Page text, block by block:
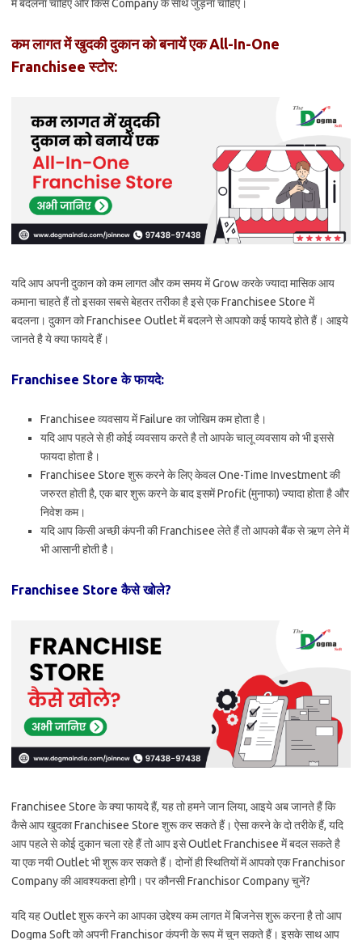
में बदलना चाहिए और किस Company के साथ जुड़ना चाहिए।
कम लागत में खुदकी दुकान को बनायें एक All-In-One
Franchisee स्टोर:
यदि आप अपनी दुकान को कम लागत और कम समय में Grow करके ज्यादा मासिक आय
कमाना चाहते हैं तो इसका सबसे बेहतर तरीका है इसे एक Franchisee Store में
बदलना। दुकान को Franchisee Outlet में बदलने से आपको कई फायदे होते हैं। आइये
जानते है ये क्या फायदे हैं।
Franchisee Store के फायदे:
Franchisee व्यवसाय में Failure का जोखिम कम होता है।
यदि आप पहले से ही कोई व्यवसाय करते है तो आपके चालू व्यवसाय को भी इससे
फायदा होता है।
Franchisee Store शुरू करने के लिए केवल One-Time Investment की
जरुरत होती है, एक बार शुरू करने के बाद इसमें Profit (मुनाफा) ज्यादा होता है और
निवेश कम।
यदि आप किसी अच्छी कंपनी की Franchisee लेते हैं तो आपको बैंक से ऋण लेने में
भी आसानी होती है।
Franchisee Store कैसे खोले?
Franchisee Store के क्या फायदे हैं, यह तो हमने जान लिया, आइये अब जानते हैं कि
कैसे आप खुदका Franchisee Store शुरू कर सकते हैं। ऐसा करने के दो तरीके हैं, यदि
आप पहले से कोई दुकान चला रहे हैं तो आप इसे Outlet Franchisee में बदल सकते है
या एक नयी Outlet भी शुरू कर सकते हैं। दोनों ही स्थितियों में आपको एक Franchisor
Company की आवश्यकता होगी। पर कौनसी Franchisor Company चुनें?
यदि यह Outlet शुरू करने का आपका उद्देश्य कम लागत में बिजनेस शुरू करना है तो आप
Dogma Soft को अपनी Franchisor कंपनी के रूप में चुन सकते हैं। इसके साथ आप